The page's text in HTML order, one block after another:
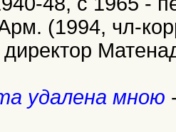
(1994, чл-
директор
удалена мною